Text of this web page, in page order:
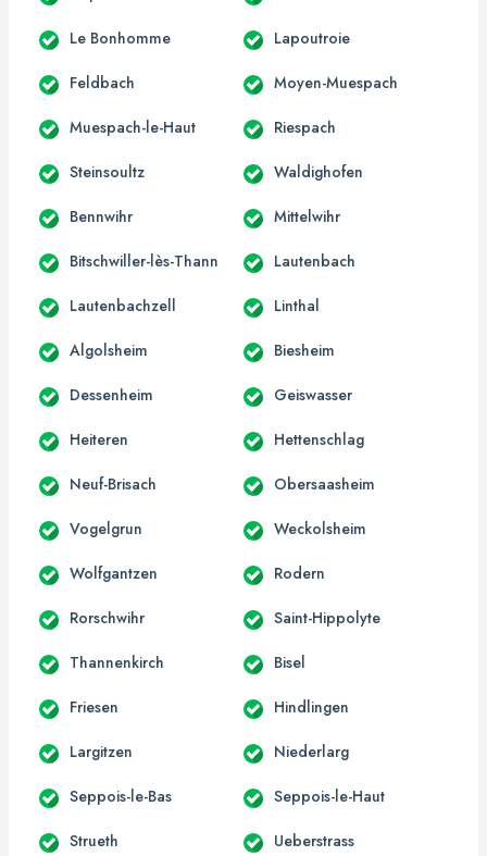
Le Bonhomme Lapoutroie
Feldbach Moyen-Muespach
Muespach-le-Haut Riespach
Steinsoultz Waldighofen
Bennwihr Mittelwihr
Bitschwiller-lès-Thann Lautenbach
Lautenbachzell Linthal
Algolsheim Biesheim
Dessenheim Geiswasser
Heiteren Hettenschlag
Neuf-Brisach Obersaasheim
Vogelgrun Weckolsheim
Wolfgantzen Rodern
Rorschwihr Saint-Hippolyte
Thannenkirch Bisel
Friesen Hindlingen
Largitzen Niederlarg
Seppois-le-Bas Seppois-le-Haut
Strueth Ueberstrass